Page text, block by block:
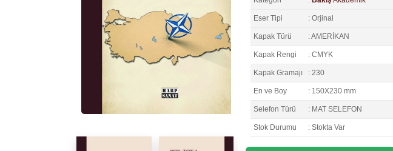
Eser Tipi : Orjinal
Kapak Türü : AMERİKAN
Kapak Rengi : CMYK
Kapak Gramajı : 230
En ve Boy : 150X230 mm
Selefon Türü : MAT SELEFON
Stok Durumu : Stokta Var